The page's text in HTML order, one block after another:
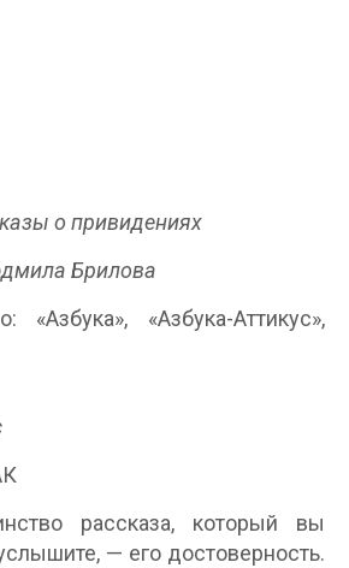
о привидениях
Брилова
«Азбука», «Азбука-Аттикус»,
рассказа, который вы
— его достоверность.